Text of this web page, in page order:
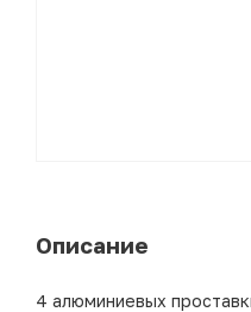
Описание
4 алюминиевых